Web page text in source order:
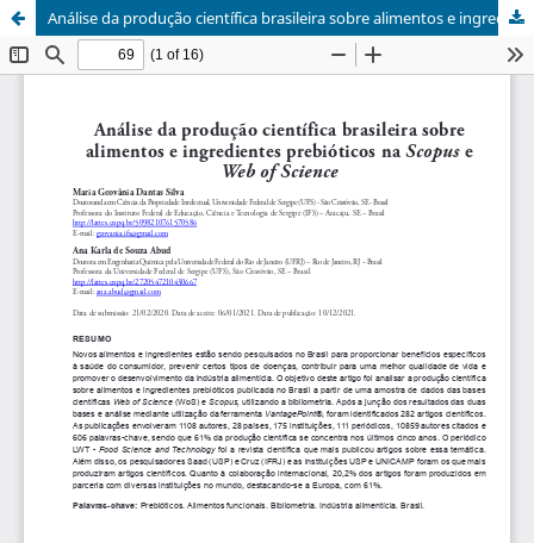
Análise da produção científica brasileira sobre alimentos e ingredientes prebióticos na Scopus e Web of Science